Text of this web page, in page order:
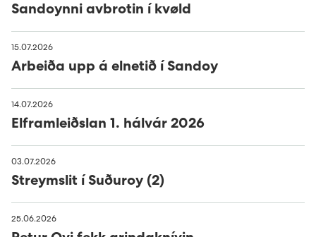
Sandoynni avbrotin í kvøld
15.07.2026
Arbeiða upp á elnetið í Sandoy
14.07.2026
Elframleiðslan 1. hálvár 2026
03.07.2026
Streymslit í Suðuroy (2)
25.06.2026